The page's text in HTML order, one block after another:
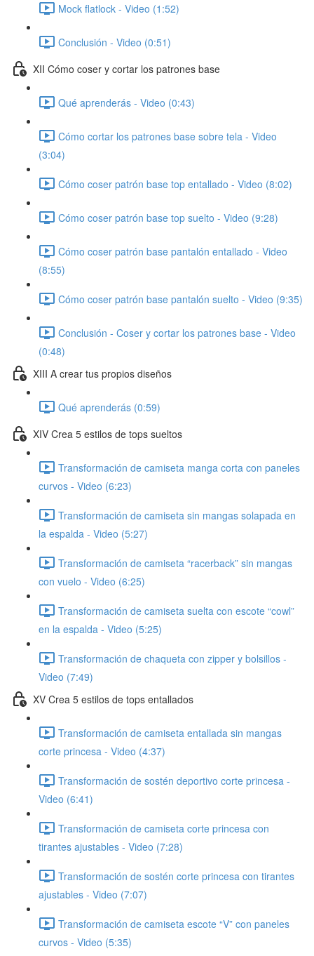
Mock flatlock - Video (1:52)
Conclusión - Video (0:51)
XII Cómo coser y cortar los patrones base
Qué aprenderás - Video (0:43)
Cómo cortar los patrones base sobre tela - Video
(3:04)
Cómo coser patrón base top entallado - Video (8:02)
Cómo coser patrón base top suelto - Video (9:28)
Cómo coser patrón base pantalón entallado - Video
(8:55)
Cómo coser patrón base pantalón suelto - Video (9:35)
Conclusión - Coser y cortar los patrones base - Video
(0:48)
XIII A crear tus propios diseños
Qué aprenderás (0:59)
XIV Crea 5 estilos de tops sueltos
Transformación de camiseta manga corta con paneles
curvos - Video (6:23)
Transformación de camiseta sin mangas solapada en
la espalda - Video (5:27)
Transformación de camiseta “racerback” sin mangas
con vuelo - Video (6:25)
Transformación de camiseta suelta con escote “cowl”
en la espalda - Video (5:25)
Transformación de chaqueta con zipper y bolsillos -
Video (7:49)
XV Crea 5 estilos de tops entallados
Transformación de camiseta entallada sin mangas
corte princesa - Video (4:37)
Transformación de sostén deportivo corte princesa -
Video (6:41)
Transformación de camiseta corte princesa con
tirantes ajustables - Video (7:28)
Transformación de sostén corte princesa con tirantes
ajustables - Video (7:07)
Transformación de camiseta escote “V” con paneles
curvos - Video (5:35)